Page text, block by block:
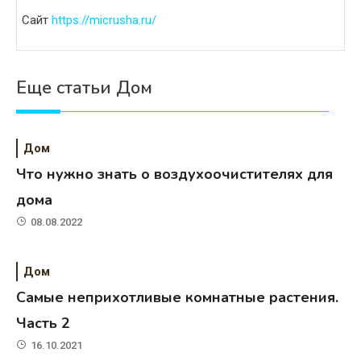
Сайт https://micrusha.ru/
Еще статьи Дом
Дом
Что нужно знать о воздухоочистителях для
дома
08.08.2022
Дом
Самые неприхотливые комнатные растения.
Часть 2
16.10.2021